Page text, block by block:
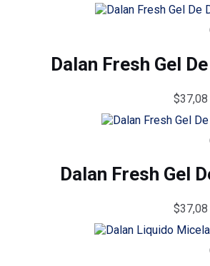
Dalan Fresh Gel
$37,08
Dalan Fresh Gel
$37,08